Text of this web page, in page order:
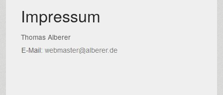
Impressum
Thomas Alberer